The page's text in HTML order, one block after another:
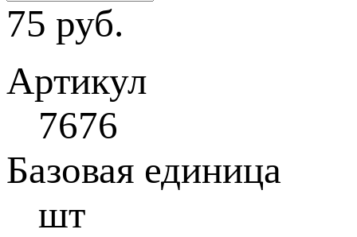
75 руб.
Артикул
7676
Базовая единица
шт